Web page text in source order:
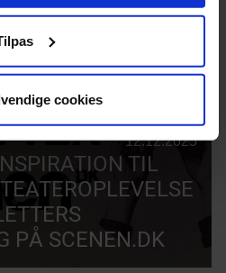
cookies
12.12.2025
TIL
PÅ SCENEN.DK